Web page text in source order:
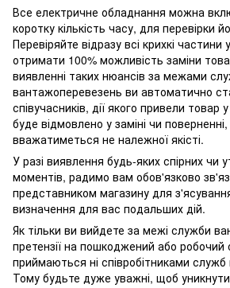
Все електричне обладнання можна
коротку кількість часу, для перевірки
Перевіряйте відразу всі крихкі частини
отримати 100% можливість заміни
виявленні таких нюансів за межами
вантажоперевезень ви автоматично
співучасників, дії якого привели товар
буде відмовлено у заміні чи
вважатиметься не належної якісті.
У разі виявлення будь-яких спірних чи
моментів, радимо вам обов'язково
представником магазину для
визначення для вас подальших дій.
Як тільки ви вийдете за межі служби
претензії на пошкоджений або
приймаються ні співробітниками
Тому будьте дуже уважні, щоб уникнути